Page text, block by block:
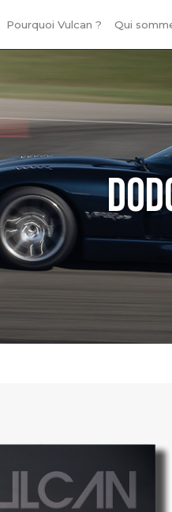
Pourquoi Vulcan ? Qui